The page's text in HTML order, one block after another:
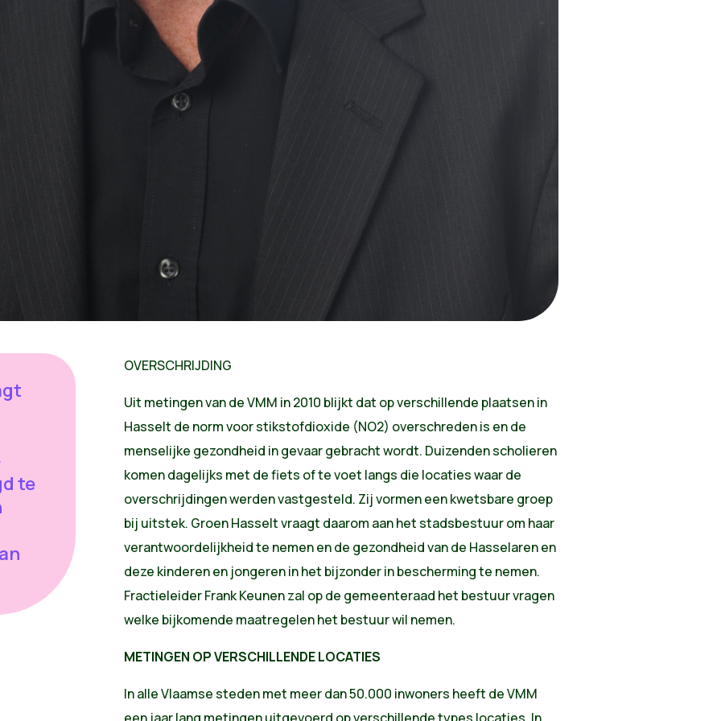
te
OVERSCHRIJDING
Uit metingen van de VMM in 2010 blijkt dat op verschillende plaatsen in
Hasselt de norm voor stikstofdioxide (NO2) overschreden is en de
menselijke gezondheid in gevaar gebracht wordt. Duizenden scholieren
komen dagelijks met de fiets of te voet langs die locaties waar de
overschrijdingen werden vastgesteld. Zij vormen een kwetsbare groep
bij uitstek. Groen Hasselt vraagt daarom aan het stadsbestuur om haar
verantwoordelijkheid te nemen en de gezondheid van de Hasselaren en
deze kinderen en jongeren in het bijzonder in bescherming te nemen.
Fractieleider Frank Keunen zal op de gemeenteraad het bestuur vragen
welke bijkomende maatregelen het bestuur wil nemen.
METINGEN OP VERSCHILLENDE LOCATIES
In alle Vlaamse steden met meer dan 50.000 inwoners heeft de VMM